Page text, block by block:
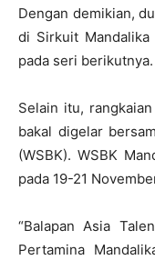
Dengan demikian,
di Sirkuit Mandalika
pada seri berikutnya.
Selain itu,
bakal digelar
(WSBK). WSBK
pada 19-21
“Balapan Asia
Pertamina